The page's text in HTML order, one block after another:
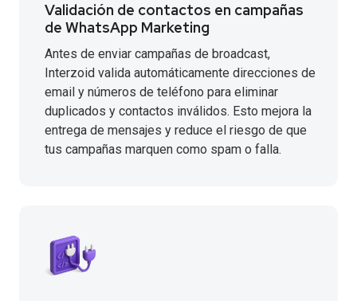
Validación de contactos en campañas
de WhatsApp Marketing
Antes de enviar campañas de broadcast,
Interzoid valida automáticamente direcciones de
email y números de teléfono para eliminar
duplicados y contactos inválidos. Esto mejora la
entrega de mensajes y reduce el riesgo de que
tus campañas marquen como spam o falla.